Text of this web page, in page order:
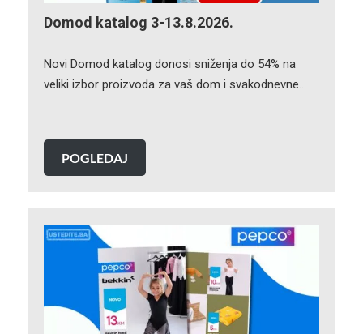
Domod katalog 3-13.8.2026.
Novi Domod katalog donosi sniženja do 54% na
veliki izbor proizvoda za vaš dom i svakodnevne…
POGLEDAJ